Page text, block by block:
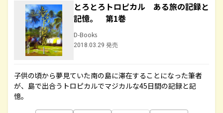
とろとろトロピカル ある旅の記録と
記憶。 第1巻
D-Books
2018.03.29 発売
子供の頃から夢見ていた南の島に滞在することになった筆者
が、島で出合うトロピカルでマジカルな45日間の記録と記
憶。